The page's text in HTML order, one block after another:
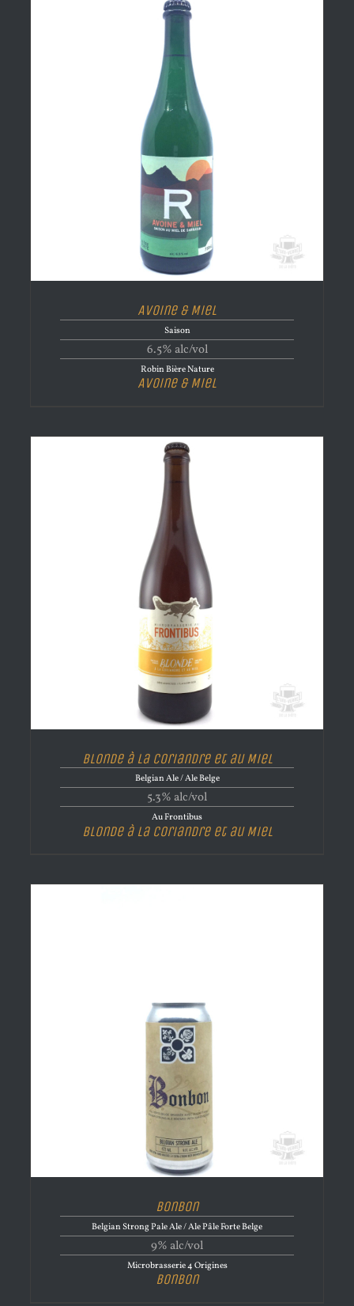
Avoine & Miel
Saison
6.5% alc/vol
Robin Bière Nature
Avoine & Miel
Blonde à la Coriandre et au Miel
Belgian Ale / Ale Belge
5.3% alc/vol
Au Frontibus
Blonde à la Coriandre et au Miel
Bonbon
Belgian Strong Pale Ale / Ale Pâle Forte Belge
9% alc/vol
Microbrasserie 4 Origines
Bonbon